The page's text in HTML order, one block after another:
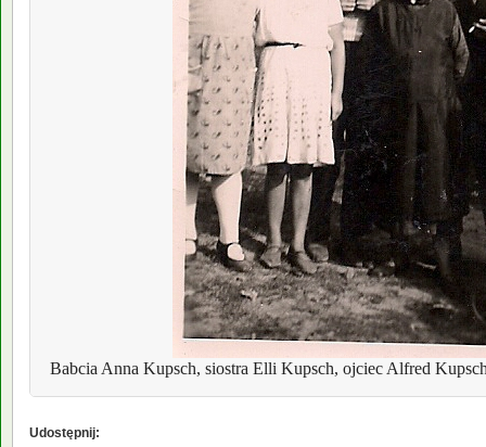
Babcia Anna Kupsch, siostra Elli Kupsch, ojciec Alfred
Udostępnij: